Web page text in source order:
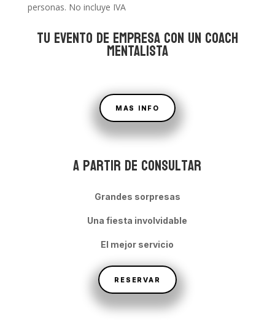
personas. No incluye IVA
TU EVENTO DE EMPRESA CON UN COACH
MENTALISTA
MAS INFO
A partir de Consultar
Grandes sorpresas
Una fiesta involvidable
El mejor servicio
RESERVAR